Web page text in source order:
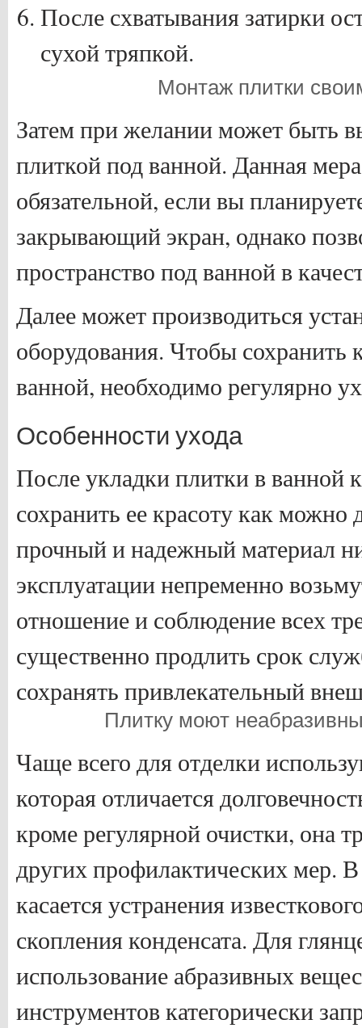
После схватывания затирки
сухой тряпкой.
Монтаж плитки
Затем при желании может быть
плиткой под ванной. Данная
обязательной, если вы
закрывающий экран, однако
пространство под ванной в
Далее может производиться
оборудования. Чтобы сохранить
ванной, необходимо регулярно
Особенности ухода
После укладки плитки в ванной
сохранить ее красоту как
прочный и надежный материал
эксплуатации непременно
отношение и соблюдение всех
существенно продлить срок
сохранять привлекательный
Плитку моют
Чаще всего для отделки
которая отличается
кроме регулярной очистки, она
других профилактических мер.
касается устранения
скопления конденсата. Для
использование абразивных
инструментов категорически